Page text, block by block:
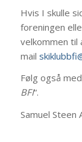
Hvis I skulle
foreningen
velkommen til
mail
Følg også
BFI“.
Samuel Steen